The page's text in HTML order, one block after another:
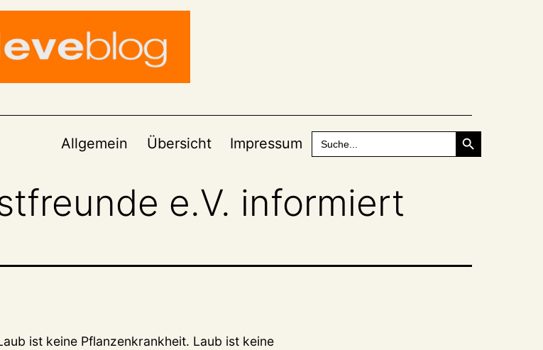
Allgemein Übersicht Impressum
Search
for:
Search Button
e.V. informiert
ist keine Pflanzenkrankheit. Laub ist keine